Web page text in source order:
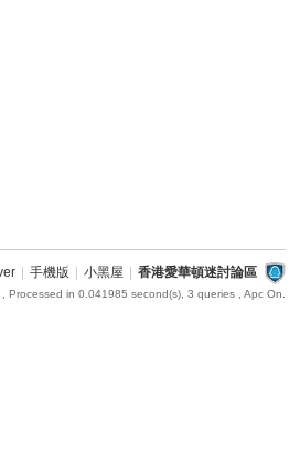
手機版 小黑屋 香港愛華頓迷討論區
, Processed in 0.041985 second(s), 3 queries , Apc On.